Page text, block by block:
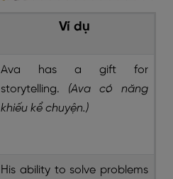
Ví dụ
Ava has a gift for
storytelling. (Ava có năng
khiếu kể chuyện.)
His ability to solve problems